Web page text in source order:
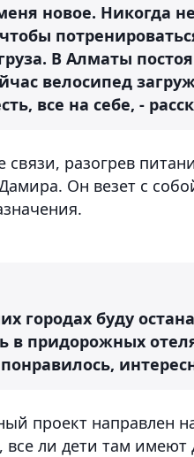
новое. Никогда
В Алматы
велосипед
все на себе, -
связи, разогрев
Он везет с
городах буду
в придорожных
проект направлен
все ли дети там имеют